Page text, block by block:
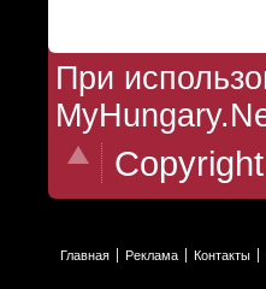
При
Главная Реклама Контакты